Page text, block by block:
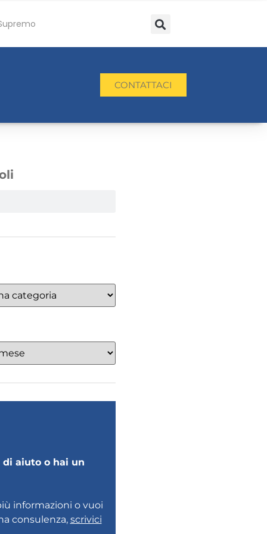
CONTATTACI
di aiuto o hai un
informazioni o vuoi
consulenza, scrivici